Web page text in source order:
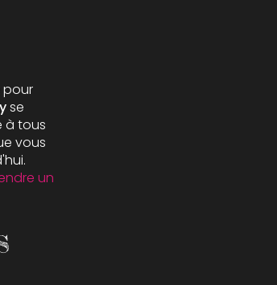
pour
se
à tous
vous
un